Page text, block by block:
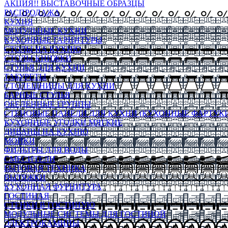
АКЦИЯ!! ВЫСТАВОЧНЫЕ ОБРАЗЦЫ
РАСПРОДАЖА
КУХНЯ
МОДУЛЬНЫЕ КУХНИ
КУХОННЫЕ ГАРНИТУРЫ
СТОЛЫ НА КУХНЮ
СТОЛЫ КНИЖКИ
СТУЛЬЯ ДЛЯ КУХНИ
ТАБУРЕТЫ
СТОЛЕШНИЦЫ ДЛЯ КУХНИ
БАРНЫЕ СТУЛЬЯ
ОБЕДЕННЫЕ ГРУППЫ
СТЕНОВЫЕ ПАНЕЛИ ДЛЯ КУХНИ (КУХОННЫЕ
КУХОННЫЕ УГОЛКИ МЯГКИЕ
ДИВАНЫ НА КУХНЮ
МОЙКИ
ФИЛЬТРЫ ДЛЯ ВОДЫ
СМЕСИТЕЛИ
БЫТОВАЯ ТЕХНИКА
ВЫТЯЖКИ
КУХОННАЯ ФУРНИТУРА
ГОСТИНАЯ
СТЕНКИ В ГОСТИНУЮ
МОДУЛЬНЫЕ СИСТЕМЫ ДЛЯ ГОСТИНОЙ
ЭЛЕКТРОКАМИНЫ